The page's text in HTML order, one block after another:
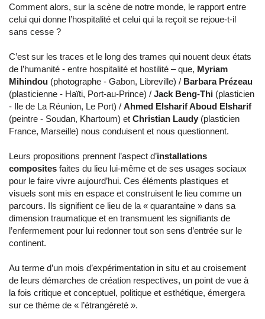
Comment alors, sur la scène de notre monde, le rapport entre
celui qui donne l’hospitalité et celui qui la reçoit se rejoue-t-il
sans cesse ?
C’est sur les traces et le long des trames qui nouent deux états
de l’humanité - entre hospitalité et hostilité – que, Myriam
Mihindou (photographe - Gabon, Libreville) / Barbara Prézeau
(plasticienne - Haïti, Port-au-Prince) / Jack Beng-Thi (plasticien
- Ile de La Réunion, Le Port) / Ahmed Elsharif Aboud Elsharif
(peintre - Soudan, Khartoum) et Christian Laudy (plasticien
France, Marseille) nous conduisent et nous questionnent.
Leurs propositions prennent l’aspect d’installations
composites faites du lieu lui-même et de ses usages sociaux
pour le faire vivre aujourd’hui. Ces éléments plastiques et
visuels sont mis en espace et construisent le lieu comme un
parcours. Ils signifient ce lieu de la « quarantaine » dans sa
dimension traumatique et en transmuent les signifiants de
l’enfermement pour lui redonner tout son sens d’entrée sur le
continent.
Au terme d’un mois d’expérimentation in situ et au croisement
de leurs démarches de création respectives, un point de vue à
la fois critique et conceptuel, politique et esthétique, émergera
sur ce thème de « l’étrangèreté ».